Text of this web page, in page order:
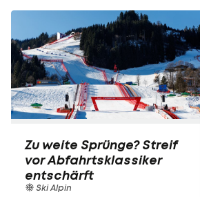
Zu weite Sprünge? Streif
vor Abfahrtsklassiker
entschärft
Ski Alpin